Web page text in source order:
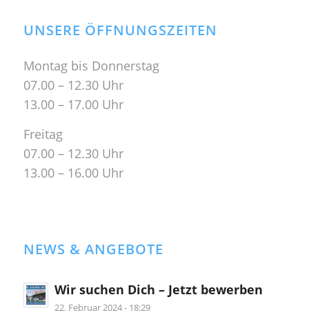
UNSERE ÖFFNUNGSZEITEN
Montag bis Donnerstag
07.00 – 12.30 Uhr
13.00 – 17.00 Uhr
Freitag
07.00 – 12.30 Uhr
13.00 – 16.00 Uhr
NEWS & ANGEBOTE
Wir suchen Dich – Jetzt bewerben
22. Februar 2024 - 18:29